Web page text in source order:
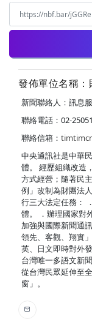
發佈單位名稱
新聞聯絡人：訊息
聯絡電話：02-
聯絡信箱：
中央通訊社是中華
體。 經歷組織改造
方式經營；隨著民
例」改制為財團法
行三大法定任務：
體。 ．辦理國家對
加強與國際新聞通
領先、客觀、翔實
英、日文即時對外
台灣唯一多語文新
從台灣民眾延伸至
窗」。